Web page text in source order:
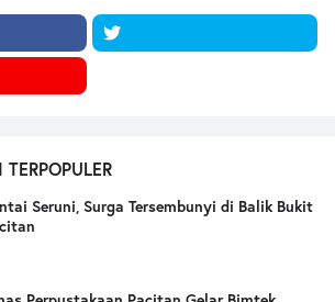
Seruni, Surga Tersembunyi di Balik Bukit